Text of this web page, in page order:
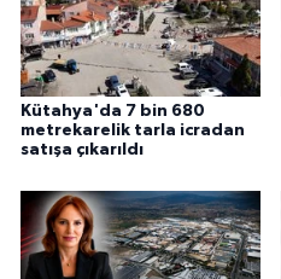
Kütahya'da 7 bin 680
metrekarelik tarla icradan
satışa çıkarıldı